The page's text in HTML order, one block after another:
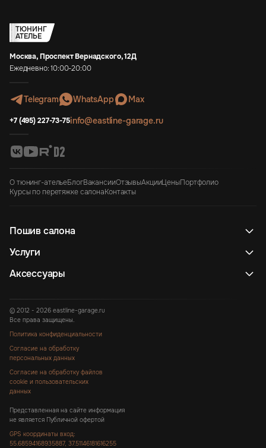
ТЮНИНГ
АТЕЛЬЕ
Москва, Проспект Вернадского, 12Д
Ежедневно: 10:00-20:00
Telegram WhatsApp Max
+7 (495) 227-73-75info@eastline-garage.ru
О тюнинг-ательеБлогВакансииОтзывыАкцииЦеныПортфолио
Курсы по перетяжке салонаКонтакты
Пошив салона
Услуги
Аксессуары
© 2012 - 2026 eastline-garage.ru
Все права защищены.
Политика конфиденциальности
Согласие на обработку
персональных данных
Согласие на обработку файлов
cookie и пользовательских
данных
Представленная на сайте информация
не является Публичной офертой
GPS координаты вход:
55.68594168935887, 37.51146181616255